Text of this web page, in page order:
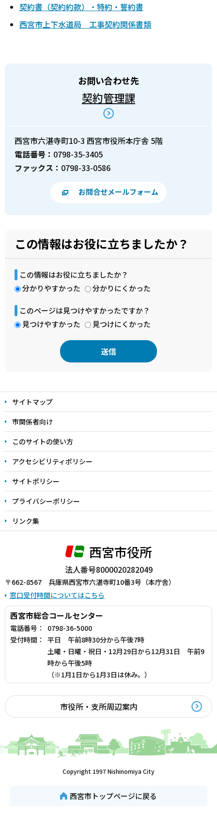
契約書（契約約款）・特約・誓約書
西宮市上下水道局 工事契約関係書類
お問い合わせ先
契約管理課
西宮市六湛寺町10-3 西宮市役所本庁舎 5階
電話番号： 0798-35-3405
ファックス： 0798-33-0586
お問合せメールフォーム
この情報はお役に立ちましたか？
この情報はお役に立ちましたか？
分かりやすかった
分かりにくかった
このページは見つけやすかったですか？
見つけやすかった
見つけにくかった
文
こ
こ
ま
で
サイトマップ
市関係者向け
このサイトの使い方
アクセシビリティポリシー
サイトポリシー
プライバシーポリシー
リンク集
西宮市役所
法人番号8000020282049
〒662-8567 兵庫県西宮市六湛寺町10番3号（本庁舎）
窓口受付時間についてはこちら
西宮市総合コールセンター
電話番号：
0798-36-5000
受付時間：
平日 午前8時30分から午後7時
土曜・日曜・祝日・12月29日から12月31日 午前9
時から午後5時
（※1月1日から1月3日は休み。）
市役所・支所周辺案内
Copyright 1997 Nishinomiya City
西宮市トップページに戻る